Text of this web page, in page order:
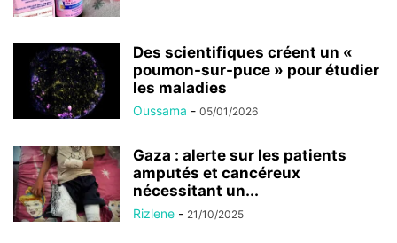
Des scientifiques créent un «
poumon-sur-puce » pour étudier
les maladies
Oussama - 05/01/2026
Gaza : alerte sur les patients
amputés et cancéreux
nécessitant un...
Rizlene - 21/10/2025